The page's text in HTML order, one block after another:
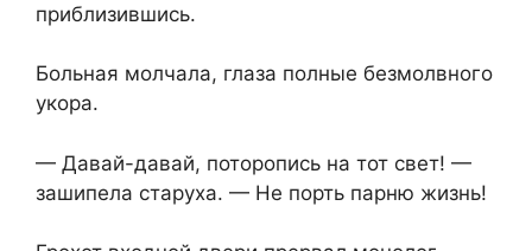
приблизившись.
Больная молчала, глаза полные безмолвного
укора.
— Давай-давай, поторопись на тот свет! —
зашипела старуха. — Не порть парню жизнь!